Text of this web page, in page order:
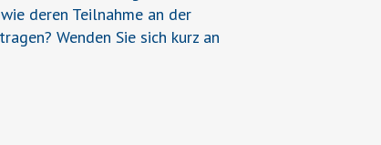
deren Teilnahme an der
Wenden Sie sich kurz an